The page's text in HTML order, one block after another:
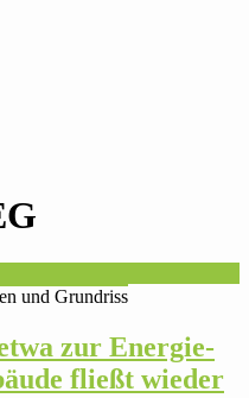
zur Energie­
fließt wieder